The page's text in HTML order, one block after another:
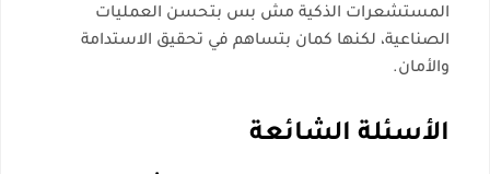
المستشعرات الذكية مش بس بتحسن العمليات
الصناعية، لكنها كمان بتساهم في تحقيق الاستدامة
والأمان.
الأسئلة الشائعة